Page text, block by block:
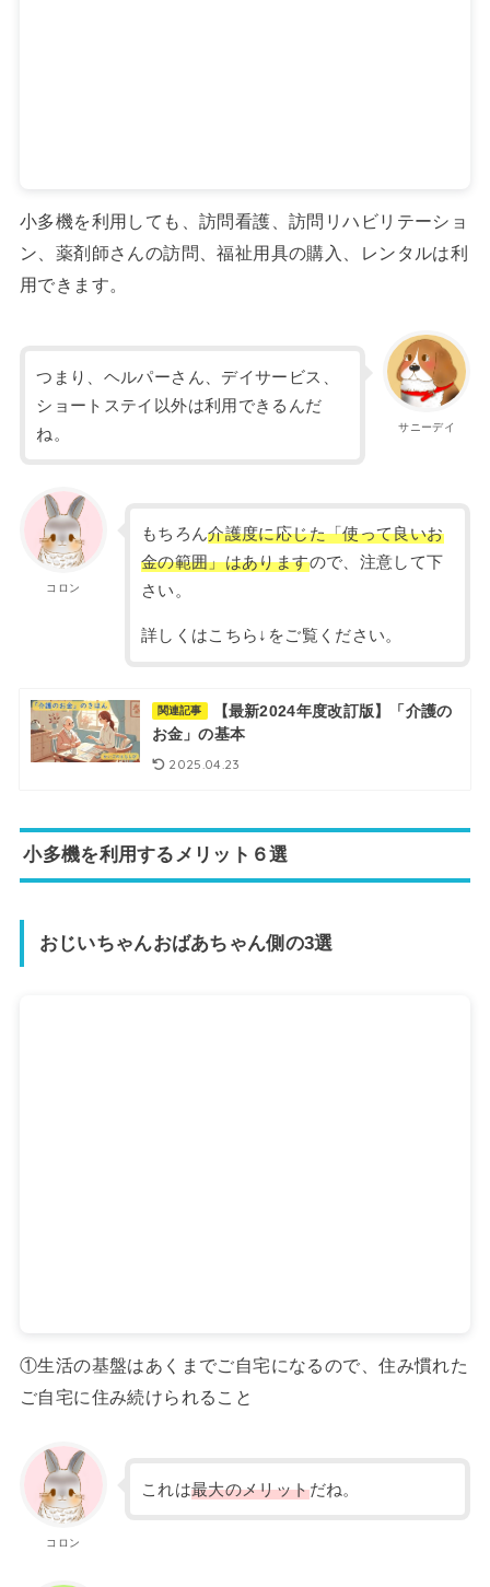
小多機を利用しても、訪問看護、訪問リハビリテーショ
ン、薬剤師さんの訪問、福祉用具の購入、レンタルは利
用できます。
サニーデイ
つまり、ヘルパーさん、デイサービス、
ショートステイ以外は利用できるんだ
ね。
コロン
もちろん介護度に応じた「使って良いお
金の範囲」はありますので、注意して下
さい。
詳しくはこちら↓をご覧ください。
関連記事
【最新2024年度改訂版】「介護の
お金」の基本
2025.04.23
小多機を利用するメリット６選
おじいちゃんおばあちゃん側の3選
①生活の基盤はあくまでご自宅になるので、住み慣れた
ご自宅に住み続けられること
コロン
これは最大のメリットだね。